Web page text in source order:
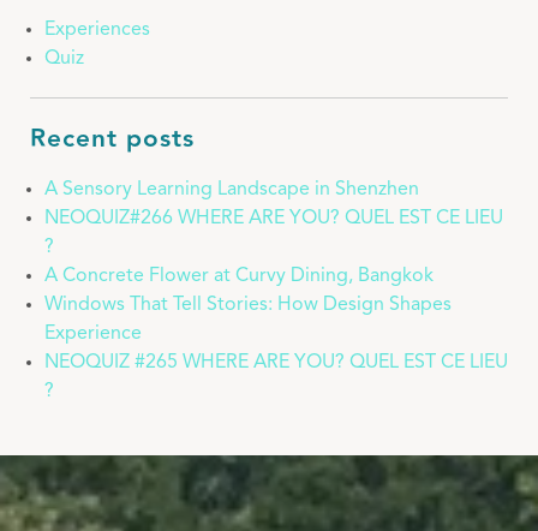
Experiences
Quiz
Recent posts
A Sensory Learning Landscape in Shenzhen
NEOQUIZ#266 WHERE ARE YOU? QUEL EST CE LIEU
?
A Concrete Flower at Curvy Dining, Bangkok
Windows That Tell Stories: How Design Shapes
Experience
NEOQUIZ #265 WHERE ARE YOU? QUEL EST CE LIEU
?